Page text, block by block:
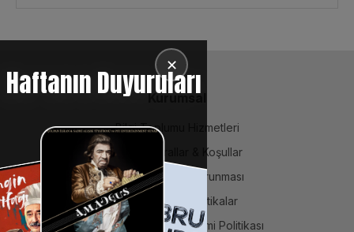
✕
Haftanın Duyuruları
Kurumsal
Bilgi Toplumu Hizmetleri
BiPuan Kurallar & Koşullar
Kişisel Verilerin Korunması
Sözleşme ve Politikalar
Entegre Yönetim Sistemi Politikası